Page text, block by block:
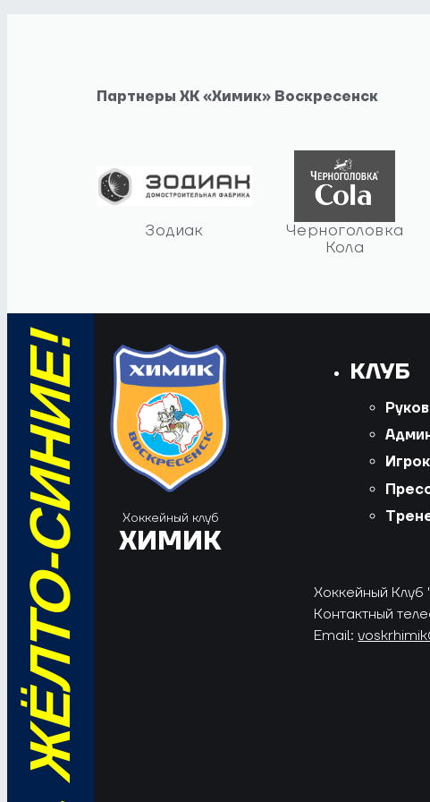
Партнеры ХК «Химик» Воскресенск
Зодиак
Черноголовка
Кола
Хоккейный клуб
ХИМИК
КЛУБ
Хоккейный Клуб
Контактный
Email: